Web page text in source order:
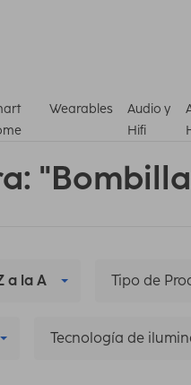
Wearables
Audio y
Hifi
a la A Tipo de
Tecnología de